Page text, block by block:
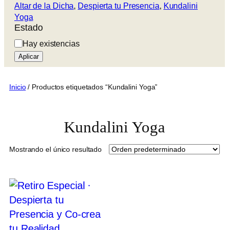
Altar de la Dicha, Despierta tu Presencia, Kundalini
Yoga
Estado
Estado
Hay existencias
Aplicar
Inicio/ Productos etiquetados “Kundalini Yoga”
Kundalini Yoga
Mostrando el único resultado